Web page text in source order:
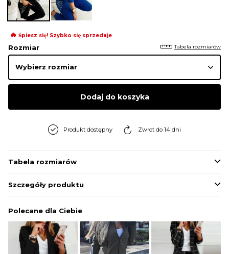
🔥 Śpiesz się! Szybko się sprzedaje
Rozmiar Tabela rozmiarów
Dodaj do koszyka
Produkt dostępny Zwrot do 14 dni
Tabela rozmiarów
Szczegóły produktu
Polecane dla Ciebie